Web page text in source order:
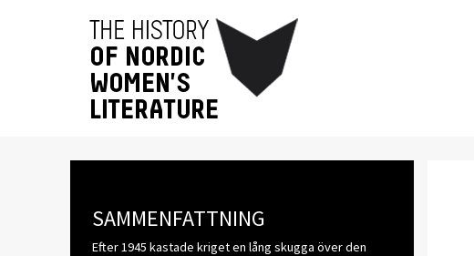
SAMMENFATTNING
Efter 1945 kastade kriget en lång skugga över den